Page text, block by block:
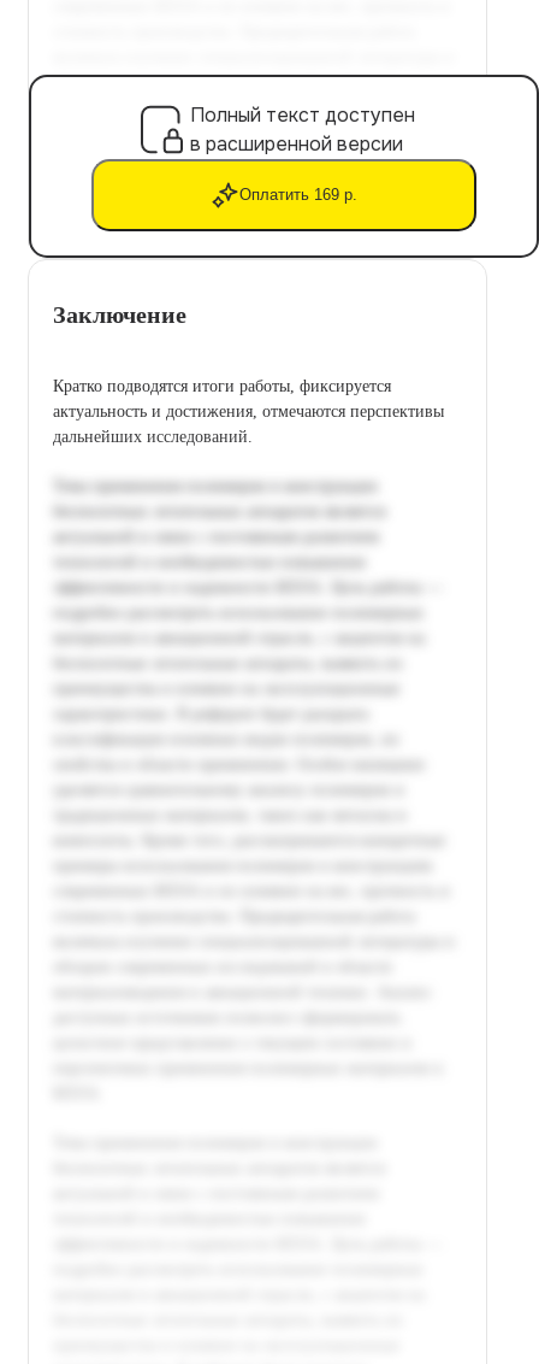
Полный текст доступен
в расширенной версии
Оплатить 169 р.
Заключение
Кратко подводятся итоги работы, фиксируется
актуальность и достижения, отмечаются перспективы
дальнейших исследований.